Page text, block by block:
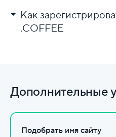
Как
.COFFEE
Настройте DNS.
Дополнительные
Подобрать имя сайту